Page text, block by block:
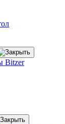
Bitzer